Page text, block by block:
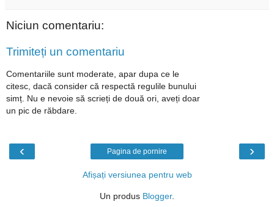
Niciun comentariu:
Trimiteți un comentariu
Comentariile sunt moderate, apar dupa ce le
citesc, dacă consider că respectă regulile bunului
simț. Nu e nevoie să scrieți de două ori, aveți doar
un pic de răbdare.
‹ ›
Pagina de pornire
Afișați versiunea pentru web
Un produs Blogger.